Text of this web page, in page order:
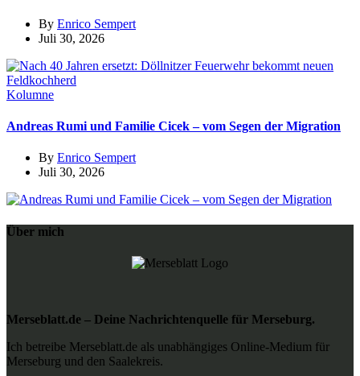
By Enrico Sempert
Juli 30, 2026
Kolumne
Andreas Rumi und Familie Cicek – vom Segen der Migration
By Enrico Sempert
Juli 30, 2026
Über mich
Merseblatt.de – Deine Nachrichtenquelle für Merseburg.
Ich betreibe Merseblatt.de als unabhängiges Online-Medium für
Merseburg und den Saalekreis.